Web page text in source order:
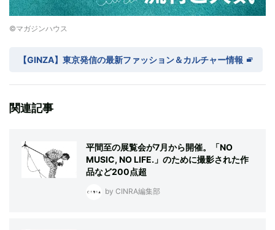
©マガジンハウス
【GINZA】東京発信の最新ファッション＆カルチャー情報
関連記事
平間至の展覧会が7月から開催。「NO
MUSIC, NO LIFE.」のために撮影された作
品など200点超
by CINRA編集部